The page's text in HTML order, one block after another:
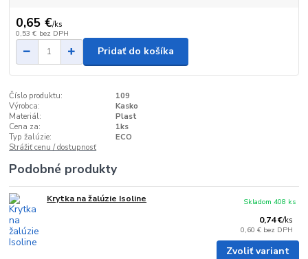
0,65 €/ks
0,53 € bez DPH
Pridať do košíka
Číslo produktu:
109
Výrobca:
Kasko
Materiál:
Plast
Cena za:
1ks
Typ žalúzie:
ECO
Strážiť cenu / dostupnosť
Podobné produkty
Krytka na žalúzie Isoline
0,74 €/ks
0,60 € bez DPH
Skladom 408 ks
Zvoliť variant